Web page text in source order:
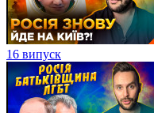
16 випуск